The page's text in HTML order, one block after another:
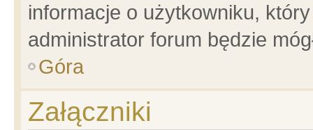
informacje o użytkowniku,
administrator forum będzie
Góra
Załączniki